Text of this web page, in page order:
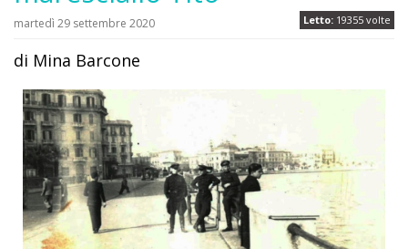
Letto: 19355 volte
martedì 29 settembre 2020
di Mina Barcone